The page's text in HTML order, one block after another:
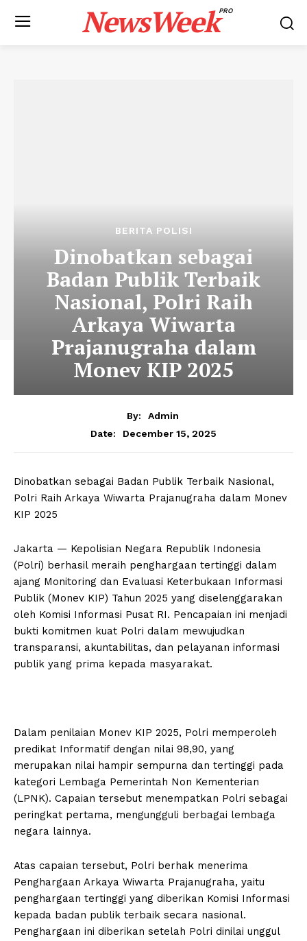
NewsWeekPRO
BERITA POLISI
Dinobatkan sebagai
Badan Publik Terbaik
Nasional, Polri Raih
Arkaya Wiwarta
Prajanugraha dalam
Monev KIP 2025
By:
Admin
Date:
December 15, 2025
Dinobatkan sebagai Badan Publik Terbaik Nasional,
Polri Raih Arkaya Wiwarta Prajanugraha dalam Monev
KIP 2025
Jakarta — Kepolisian Negara Republik Indonesia
(Polri) berhasil meraih penghargaan tertinggi dalam
ajang Monitoring dan Evaluasi Keterbukaan Informasi
Publik (Monev KIP) Tahun 2025 yang diselenggarakan
oleh Komisi Informasi Pusat RI. Pencapaian ini menjadi
bukti komitmen kuat Polri dalam mewujudkan
transparansi, akuntabilitas, dan pelayanan informasi
publik yang prima kepada masyarakat.
Dalam penilaian Monev KIP 2025, Polri memperoleh
predikat Informatif dengan nilai 98,90, yang
merupakan nilai hampir sempurna dan tertinggi pada
kategori Lembaga Pemerintah Non Kementerian
(LPNK). Capaian tersebut menempatkan Polri sebagai
peringkat pertama, mengungguli berbagai lembaga
negara lainnya.
Atas capaian tersebut, Polri berhak menerima
Penghargaan Arkaya Wiwarta Prajanugraha, yaitu
penghargaan tertinggi yang diberikan Komisi Informasi
kepada badan publik terbaik secara nasional.
Penghargaan ini diberikan setelah Polri dinilai unggul